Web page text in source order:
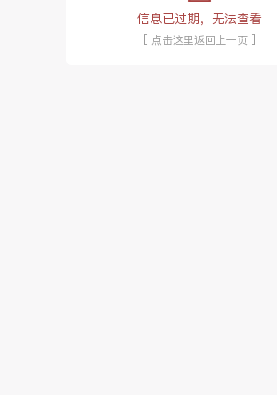
信息已过期，无法查看
[ 点击这里返回上一页 ]